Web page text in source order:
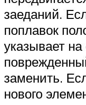
заеданий.
поплавок
указывает
заменить.
нового